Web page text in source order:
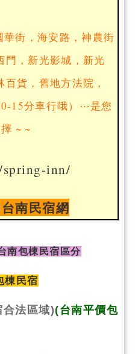
街，海安路，神農街
門，新光影城，新光
貨，舊地方法院，
15分車行哦）⋯是您
~ ~
inn/
南民宿網
南包棟民宿區分
棟民宿
合法區域)(台南平價包